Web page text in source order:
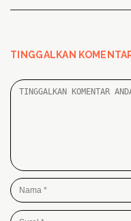
TINGGALKAN